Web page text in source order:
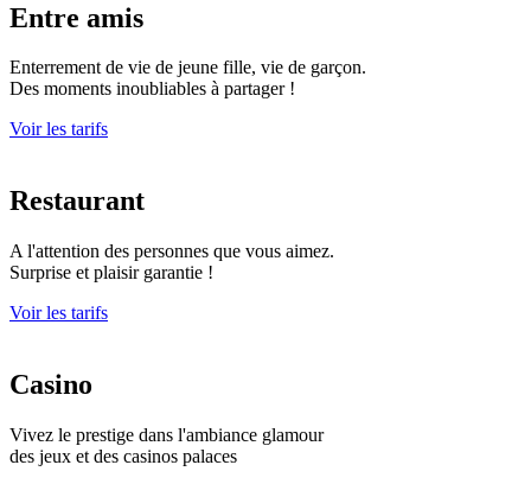
Entre amis
Enterrement de vie de jeune fille, vie de garçon.
Des moments inoubliables à partager !
Voir les tarifs
Restaurant
A l'attention des personnes que vous aimez.
Surprise et plaisir garantie !
Voir les tarifs
Casino
Vivez le prestige dans l'ambiance glamour
des jeux et des casinos palaces